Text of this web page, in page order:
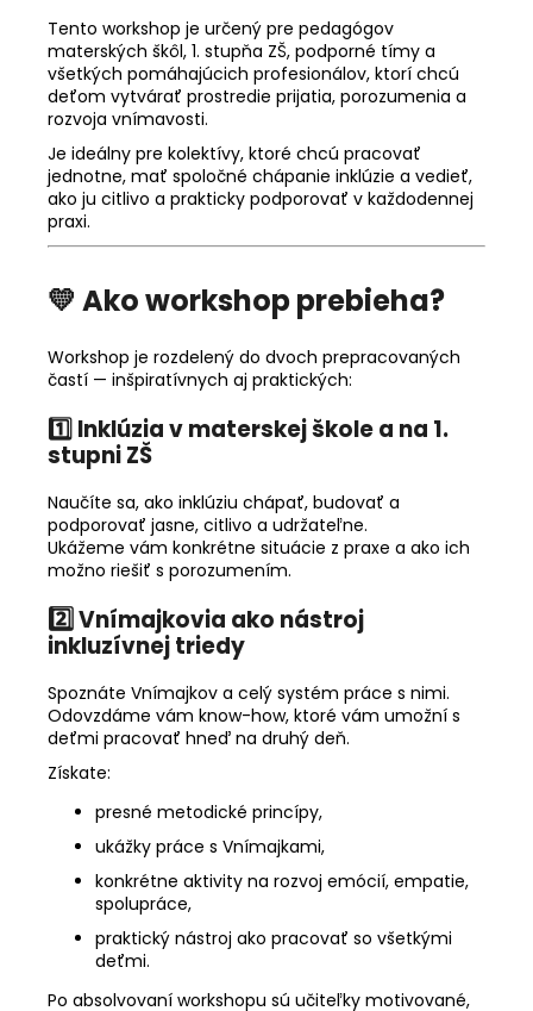
Tento workshop je určený pre pedagógov
materských škôl, 1. stupňa ZŠ, podporné tímy a
všetkých pomáhajúcich profesionálov, ktorí chcú
deťom vytvárať prostredie prijatia, porozumenia a
rozvoja vnímavosti.
Je ideálny pre kolektívy, ktoré chcú pracovať
jednotne, mať spoločné chápanie inklúzie a vedieť,
ako ju citlivo a prakticky podporovať v každodennej
praxi.
💛 Ako workshop prebieha?
Workshop je rozdelený do dvoch prepracovaných
častí — inšpiratívnych aj praktických:
1️⃣Inklúzia v materskej škole a na 1.
stupni ZŠ
Naučíte sa, ako inklúziu chápať, budovať a
podporovať jasne, citlivo a udržateľne.
Ukážeme vám konkrétne situácie z praxe a ako ich
možno riešiť s porozumením.
2️⃣Vnímajkovia ako nástroj
inkluzívnej triedy
Spoznáte Vnímajkov a celý systém práce s nimi.
Odovzdáme vám know-how, ktoré vám umožní s
deťmi pracovať hneď na druhý deň.
Získate:
presné metodické princípy,
ukážky práce s Vnímajkami,
konkrétne aktivity na rozvoj emócií, empatie,
spolupráce,
praktický nástroj ako pracovať so všetkými
deťmi.
Po absolvovaní workshopu sú učiteľky motivované,